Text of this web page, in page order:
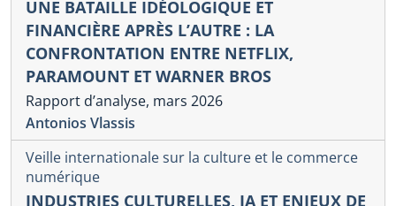
UNE BATAILLE IDÉOLOGIQUE ET
FINANCIÈRE APRÈS L’AUTRE : LA
CONFRONTATION ENTRE NETFLIX,
PARAMOUNT ET WARNER BROS
Rapport d’analyse, mars 2026
Antonios Vlassis
Veille internationale sur la culture et le commerce
numérique
INDUSTRIES CULTURELLES, IA ET ENJEUX DE